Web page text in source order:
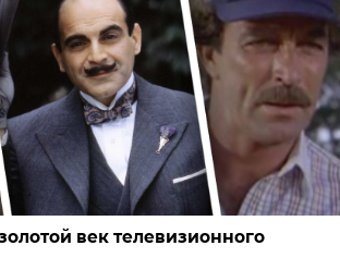
век телевизионного